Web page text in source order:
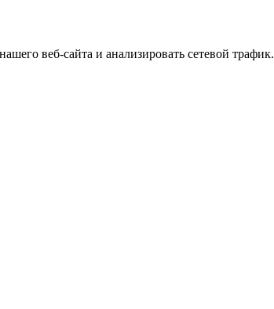
веб-сайта и анализировать сетевой трафик.